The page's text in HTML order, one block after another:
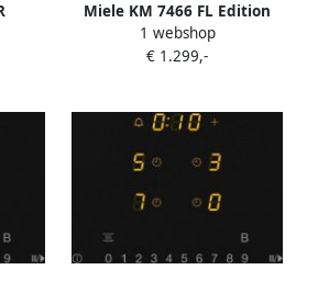
Miele KM 7466 FL Edition
125 Inbouw
inductiekookplaat Zwart
1 webshop
€ 1.299,-